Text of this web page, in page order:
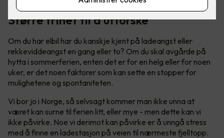
Større frihet til å utforske
Om du har elbil har du kanskje kjent på ladeangst eller
rekkeviddeangst en gang eller to? Om du skal avgårde på
hytta i sommerferien, enten det er for en helg eller for noen
uker, er det noen faktorer som kan sette en stopper for
mulighetene og spontaniteten.
Vi bor jo i Norge, så selvsagt kommer man ikke unna at
været kan surne til ferien litt, eller mye - men dette kan vi
ikke påvirke. Noe vi derimot kan påvirke er å unngå stress
med å finne en ladestasjon på veien til nærmeste fjelltopp.